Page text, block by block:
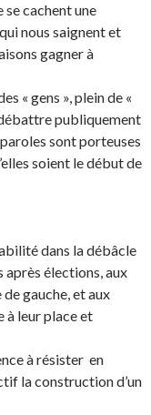
se cachent une
nous saignent et
gagner à
« gens », plein de «
publiquement
sont porteuses
soient le début de
dans la débâcle
après élections, aux
gauche, et aux
à leur place et
à résister en
la construction d’un